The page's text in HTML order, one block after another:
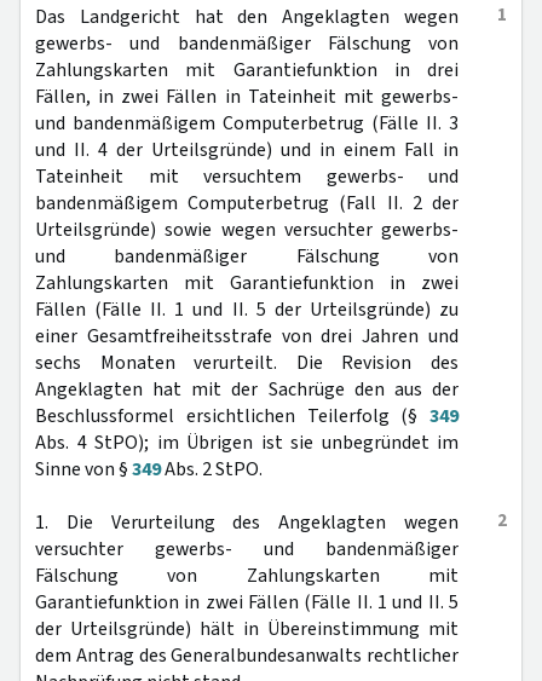
1
Das Landgericht hat den Angeklagten wegen
gewerbs- und bandenmäßiger Fälschung von
Zahlungskarten mit Garantiefunktion in drei
Fällen, in zwei Fällen in Tateinheit mit gewerbs-
und bandenmäßigem Computerbetrug (Fälle II. 3
und II. 4 der Urteilsgründe) und in einem Fall in
Tateinheit mit versuchtem gewerbs- und
bandenmäßigem Computerbetrug (Fall II. 2 der
Urteilsgründe) sowie wegen versuchter gewerbs-
und bandenmäßiger Fälschung von
Zahlungskarten mit Garantiefunktion in zwei
Fällen (Fälle II. 1 und II. 5 der Urteilsgründe) zu
einer Gesamtfreiheitsstrafe von drei Jahren und
sechs Monaten verurteilt. Die Revision des
Angeklagten hat mit der Sachrüge den aus der
Beschlussformel ersichtlichen Teilerfolg (§ 349
Abs. 4 StPO); im Übrigen ist sie unbegründet im
Sinne von §349Abs. 2 StPO.
2
1. Die Verurteilung des Angeklagten wegen
versuchter gewerbs- und bandenmäßiger
Fälschung von Zahlungskarten mit
Garantiefunktion in zwei Fällen (Fälle II. 1 und II. 5
der Urteilsgründe) hält in Übereinstimmung mit
dem Antrag des Generalbundesanwalts rechtlicher